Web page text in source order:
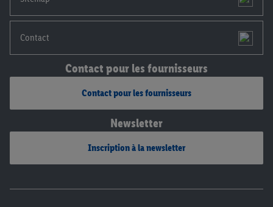
Contact
Contact pour les fournisseurs
Contact pour les fournisseurs
Newsletter
Inscription à la newsletter